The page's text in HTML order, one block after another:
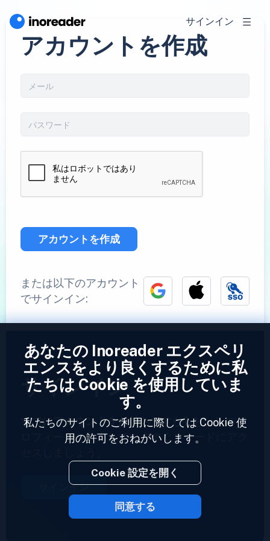
サインイン
アカウントを作成
アカウントを作成
または以下のアカウント
でサインイン:
サインイン
すでにアカウントをお持ちですか?あなたのプ
ロフィールを入力していますぐフィードにアク
サインイン
2023 © Inoreader
あなたの Inoreader エクスペリ
エンスをより良くするために私
たちは Cookie を使用していま
す。
私たちのサイトのご利用に際しては Cookie 使
用の許可をおねがいします。
Cookie 設定を開く
同意する